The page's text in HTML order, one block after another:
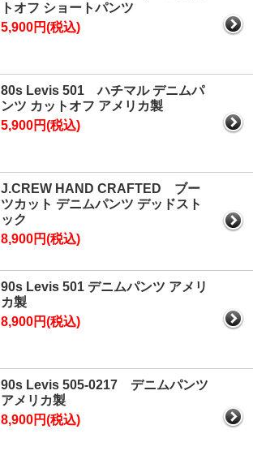
トオフ ショートパンツ
5,900円(税込)
80s Levis 501 ハチマル デニムパ
ンツ カットオフ アメリカ製
5,900円(税込)
J.CREW HAND CRAFTED ブー
ツカット デニムパンツ デッドスト
ック
8,900円(税込)
90s Levis 501 デニムパンツ アメリ
カ製
8,900円(税込)
90s Levis 505-0217 デニムパンツ
アメリカ製
8,900円(税込)